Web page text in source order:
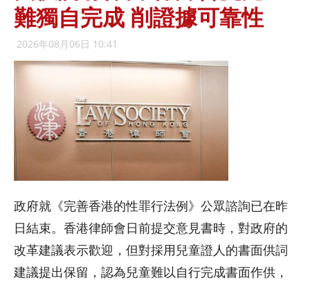
難獨自完成 削證據可靠性
2026年08月06日 10:41
政府就《完善香港的性罪行法例》公眾諮詢已在昨
日結束。香港律師會日前提交意見書時，對政府的
改革建議表示歡迎，但對採用兒童證人的書面供詞
建議提出保留，認為兒童難以自行完成書面作供，